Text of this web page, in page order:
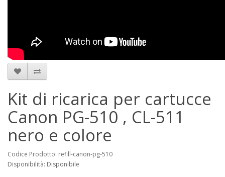
Kit di ricarica per cartucce
Canon PG-510 , CL-511
nero e colore
Codice Prodotto: refill-canon-pg-510
Disponibilità: Disponibile